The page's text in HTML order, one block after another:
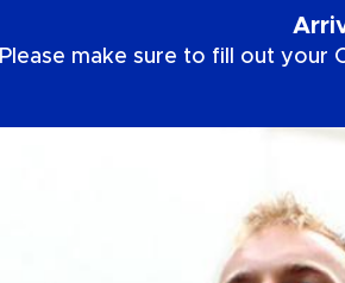
Please make sure to fill out your